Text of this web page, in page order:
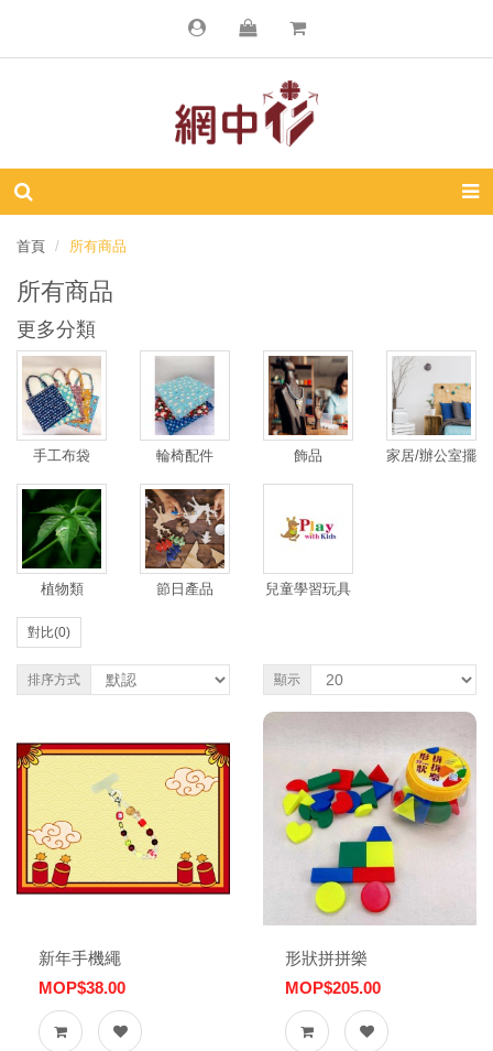
首頁 所有商品
所有商品
更多分類
手工布袋 輪椅配件 飾品
家居/辦公室擺
植物類 節日產品 兒童學習玩具
對比(0)
排序方式 顯示
新年手機繩
MOP$38.00
形狀拼拼樂
MOP$205.00